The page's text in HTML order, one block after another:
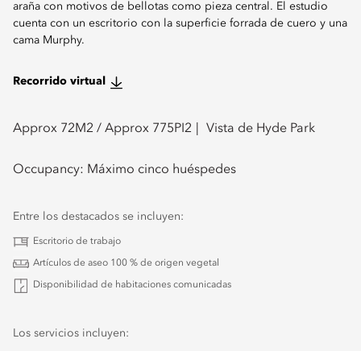
araña con motivos de bellotas como pieza central. El estudio
cuenta con un escritorio con la superficie forrada de cuero y una
cama Murphy.
Recorrido virtual
Approx 72M2 / Approx 775PI2 Vista de Hyde Park
Occupancy: Máximo cinco huéspedes
Entre los destacados se incluyen:
Escritorio de trabajo
Artículos de aseo 100 % de origen vegetal
Disponibilidad de habitaciones comunicadas
Los servicios incluyen: